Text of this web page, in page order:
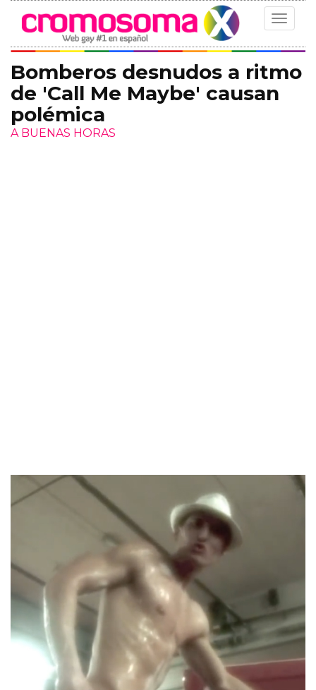
Toggle
Bomberos desnudos a ritmo
de 'Call Me Maybe' causan
polémica
A BUENAS HORAS